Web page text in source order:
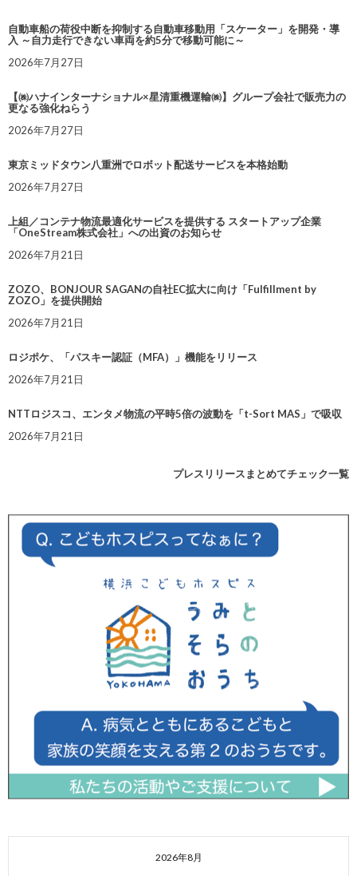
自動車船の荷役中断を抑制する自動車移動用「スケーター」を開発・導
入 ～自力走行できない車両を約5分で移動可能に～
2026年7月27日
【㈱ハナインターナショナル×星清重機運輸㈱】グループ会社で販売力の
更なる強化ねらう
2026年7月27日
東京ミッドタウン八重洲でロボット配送サービスを本格始動
2026年7月27日
上組／コンテナ物流最適化サービスを提供する スタートアップ企業
「OneStream株式会社」への出資のお知らせ
2026年7月21日
ZOZO、BONJOUR SAGANの自社EC拡大に向け「Fulfillment by
ZOZO」を提供開始
2026年7月21日
ロジポケ、「パスキー認証（MFA）」機能をリリース
2026年7月21日
NTTロジスコ、エンタメ物流の平時5倍の波動を「t-Sort MAS」で吸収
2026年7月21日
プレスリリースまとめてチェック一覧
2026年8月